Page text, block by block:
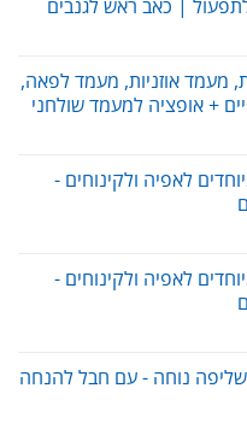
| כאב ראש לגנבים
מעמד אוזניות, מעמד לפאה,
+ אופציה למעמד שולחני
לאפיה ולקינוחים -
לאפיה ולקינוחים -
נוחה - עם חבל להנחה